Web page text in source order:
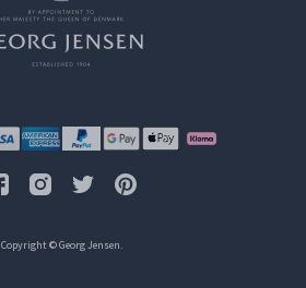
Copyright © Georg Jensen.